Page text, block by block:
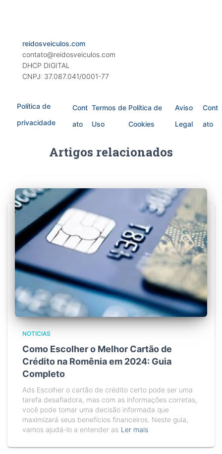
reidosveiculos.com
contato@reidosveiculos.com
DHCP DIGITAL
CNPJ: 37.087.041/0001-77
Política de
privacidade
Cont
ato
Termos de
Uso
Política de
Cookies
Aviso
Legal
Cont
ato
Artigos relacionados
NOTICIAS
Como Escolher o Melhor Cartão de
Crédito na Romênia em 2024: Guia
Completo
Ads Escolher o cartão de crédito certo pode ser uma
tarefa desafiadora, mas com as informações corretas,
você pode tomar uma decisão informada que
maximizará seus benefícios financeiros. Neste guia,
vamos ajudá-lo a entender as Ler mais